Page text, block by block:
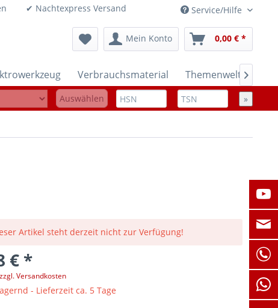
✔ Nachtexpress Versand Service/Hilfe
Mein Konto 0,00 € *
Verbrauchsmaterial Themenwelten

Auswählen »
Artikel steht derzeit nicht zur Verfügung!
€ *
zzgl. Versandkosten
- Lieferzeit ca. 5 Tage